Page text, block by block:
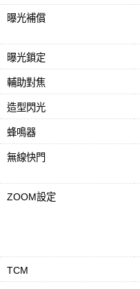
曝光補償
曝光鎖定
輔助對焦
造型閃光
蜂鳴器
無線快門
ZOOM設定
TCM